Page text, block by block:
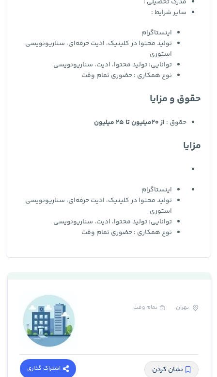
سایر شرایط :
اینستاگرام
تولید محتوا در کلینیک، ادیت حرفه‌ای، سناریونویسی
استوری
توانایی: تولید محتوا، ادیت، سناریونویسی
نوع همکاری : حضوری تمام وقت
حقوق و مزایا
حقوق : از 20میلیون تا 25 میلیون
مزایا
اینستاگرام
تولید محتوا در کلینیک، ادیت حرفه‌ای، سناریونویسی
استوری
توانایی: تولید محتوا، ادیت، سناریونویسی
نوع همکاری : حضوری تمام وقت
تهران تمام وقت
نشان کردن اشتراک گذاری